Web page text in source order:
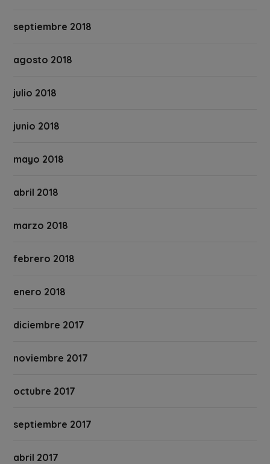
septiembre 2018
agosto 2018
julio 2018
junio 2018
mayo 2018
abril 2018
marzo 2018
febrero 2018
enero 2018
diciembre 2017
noviembre 2017
octubre 2017
septiembre 2017
abril 2017